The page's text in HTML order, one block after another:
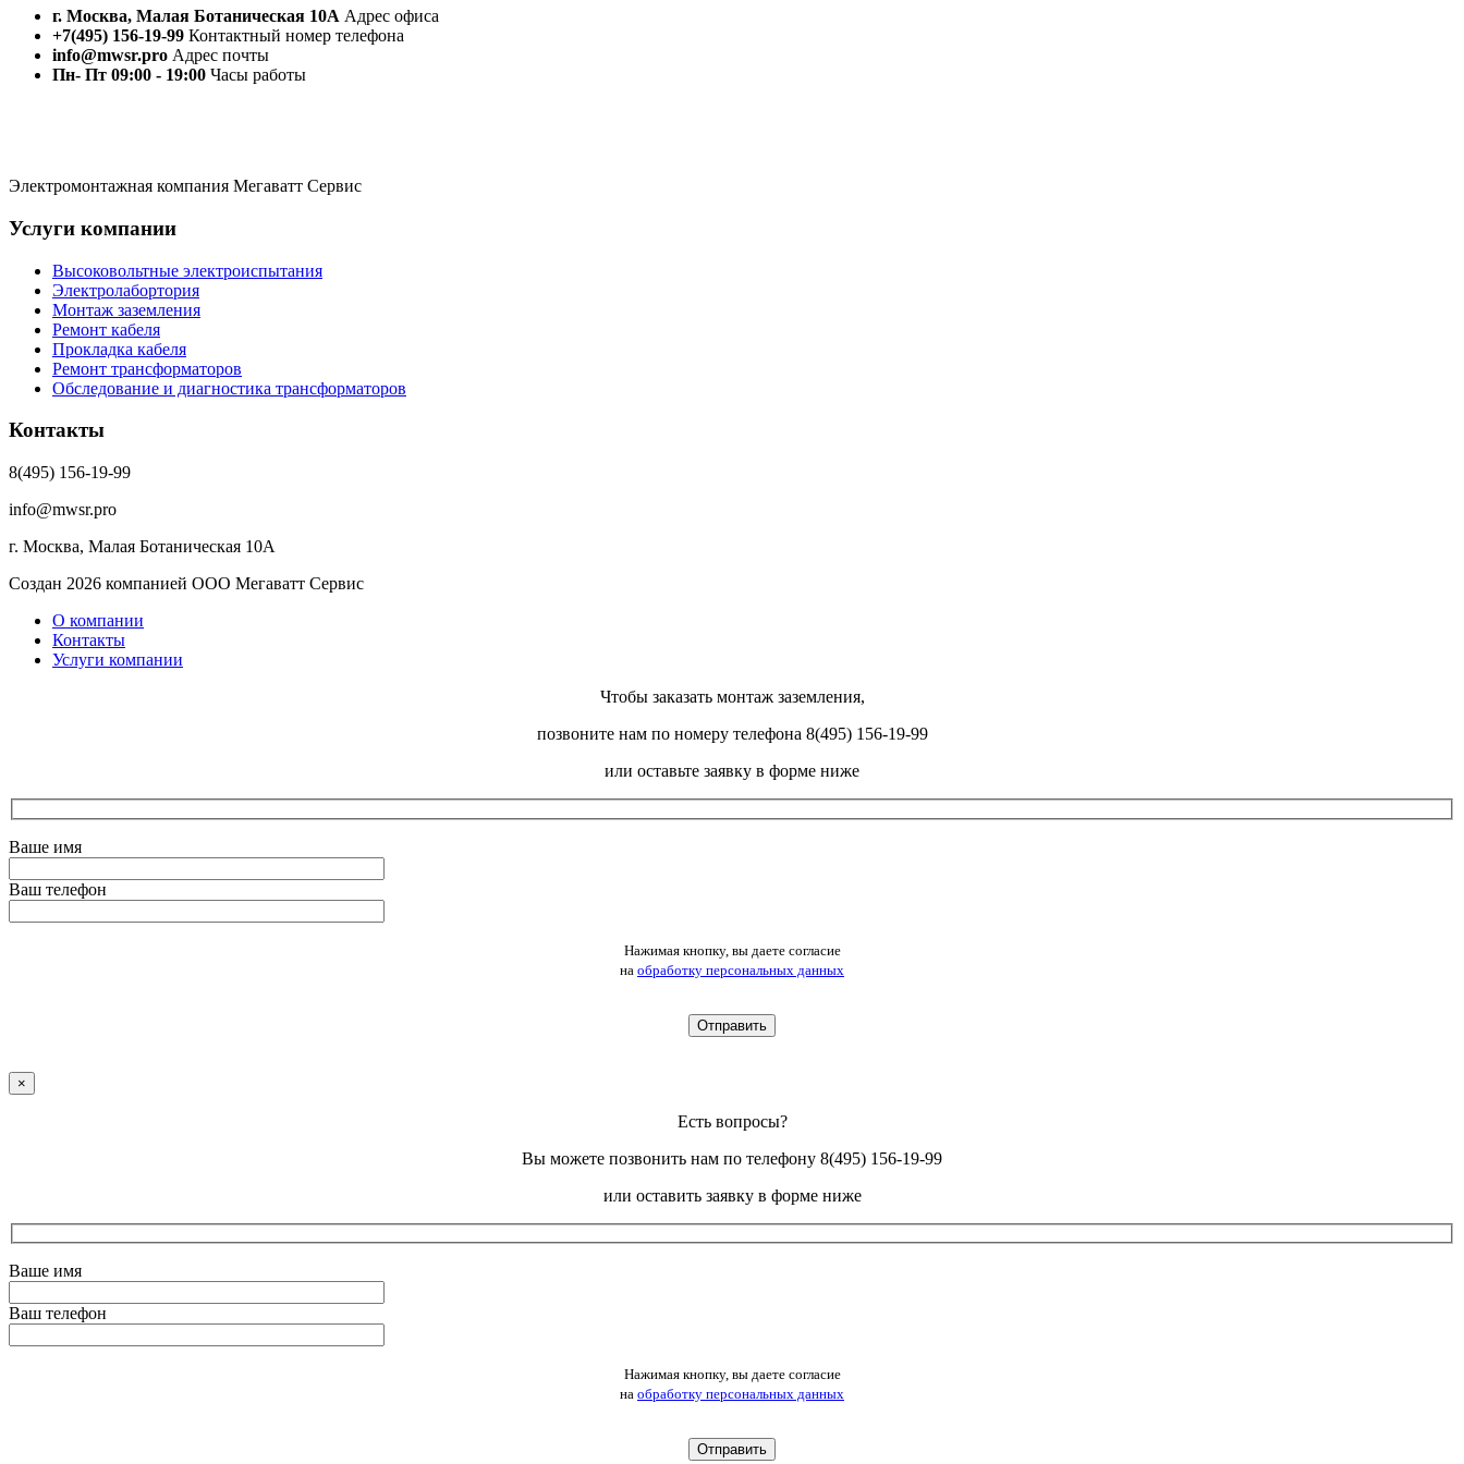
г. Москва, Малая Ботаническая 10А Адрес офиса
+7(495) 156-19-99 Контактный номер телефона
info@mwsr.pro Адрес почты
Пн- Пт 09:00 - 19:00 Часы работы
Электромонтажная компания Мегаватт Сервис
Услуги компании
Высоковольтные электроиспытания
Электролабортория
Монтаж заземления
Ремонт кабеля
Прокладка кабеля
Ремонт трансформаторов
Обследование и диагностика трансформаторов
Контакты
8(495) 156-19-99
info@mwsr.pro
г. Москва, Малая Ботаническая 10А
Создан 2026 компанией ООО Мегаватт Сервис
О компании
Контакты
Услуги компании
Чтобы заказать монтаж заземления,
позвоните нам по номеру телефона 8(495) 156-19-99
или оставьте заявку в форме ниже
Ваше имя
Ваш телефон
Нажимая кнопку, вы даете согласие
на обработку персональных данных
×
Есть вопросы?
Вы можете позвонить нам по телефону 8(495) 156-19-99
или оставить заявку в форме ниже
Ваше имя
Ваш телефон
Нажимая кнопку, вы даете согласие
на обработку персональных данных